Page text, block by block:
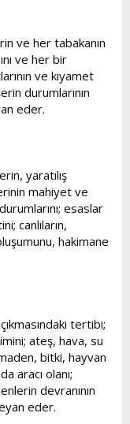
ve her tabakanın
ve her bir
ve kıyamet
durumlarının
eder.
yaratılış
mahiyet ve
esaslar
canlıların,
hakimane
tertibi;
ateş, hava, su
bitki, hayvan
aracı olanı;
devranının
eder.